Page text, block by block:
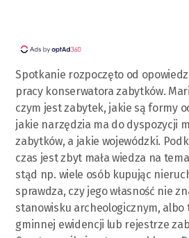
Spotkanie rozpoczęto od
pracy konserwatora zabytków.
czym jest zabytek, jakie są formy
jakie narzędzia ma do dyspozycji
zabytków, a jakie wojewódzki.
czas jest zbyt mała wiedza na
stąd np. wiele osób kupując
sprawdza, czy jego własność nie
stanowisku archeologicznym, albo
gminnej ewidencji lub rejestrze